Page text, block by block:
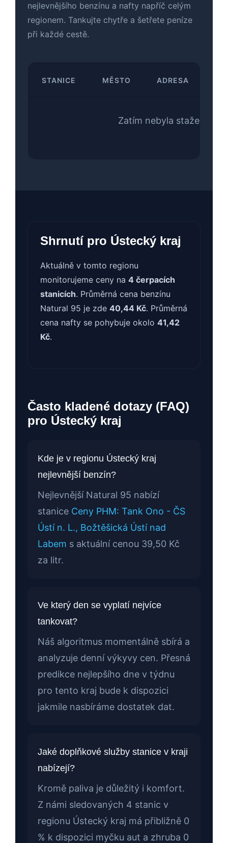
nejlevnějšího benzínu a nafty napříč celým
regionem. Tankujte chytře a šetřete peníze
při každé cestě.
STANICE MĚSTO ADRESA
Zatím nebyla stažena
Shrnutí pro Ústecký kraj
Aktuálně v tomto regionu
monitorujeme ceny na 4 čerpacích
stanicích. Průměrná cena benzínu
Natural 95 je zde 40,44 Kč. Průměrná
cena nafty se pohybuje okolo 41,42
Kč.
Často kladené dotazy (FAQ)
pro Ústecký kraj
Kde je v regionu Ústecký kraj
nejlevnější benzín?
Nejlevnější Natural 95 nabízí
stanice Ceny PHM: Tank Ono - ČS
Ústí n. L., Božtěšická Ústí nad
Labem s aktuální cenou 39,50 Kč
za litr.
Ve který den se vyplatí nejvíce
tankovat?
Náš algoritmus momentálně sbírá a
analyzuje denní výkyvy cen. Přesná
predikce nejlepšího dne v týdnu
pro tento kraj bude k dispozici
jakmile nasbíráme dostatek dat.
Jaké doplňkové služby stanice v kraji
nabízejí?
Kromě paliva je důležitý i komfort.
Z námi sledovaných 4 stanic v
regionu Ústecký kraj má přibližně 0
% k dispozici myčku aut a zhruba 0